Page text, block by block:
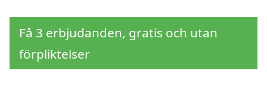
Få 3 erbjudanden, gratis och utan
förpliktelser